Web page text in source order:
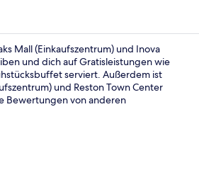
Mall (Einkaufszentrum) und Inova
und dich auf Gratisleistungen wie
serviert. Außerdem ist
und Reston Town Center
Bewertungen von anderen